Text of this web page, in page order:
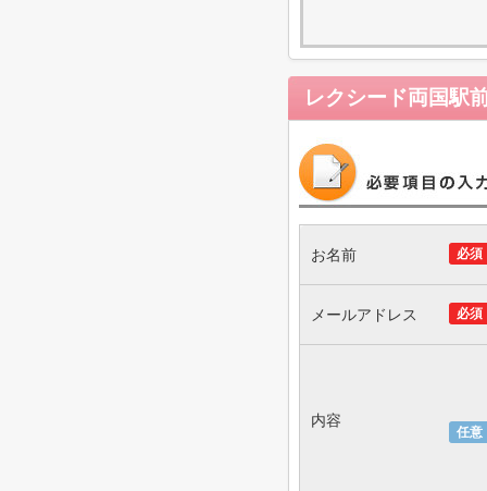
レクシード両国駅
必須
お名前
必須
メールアドレス
任意
内容